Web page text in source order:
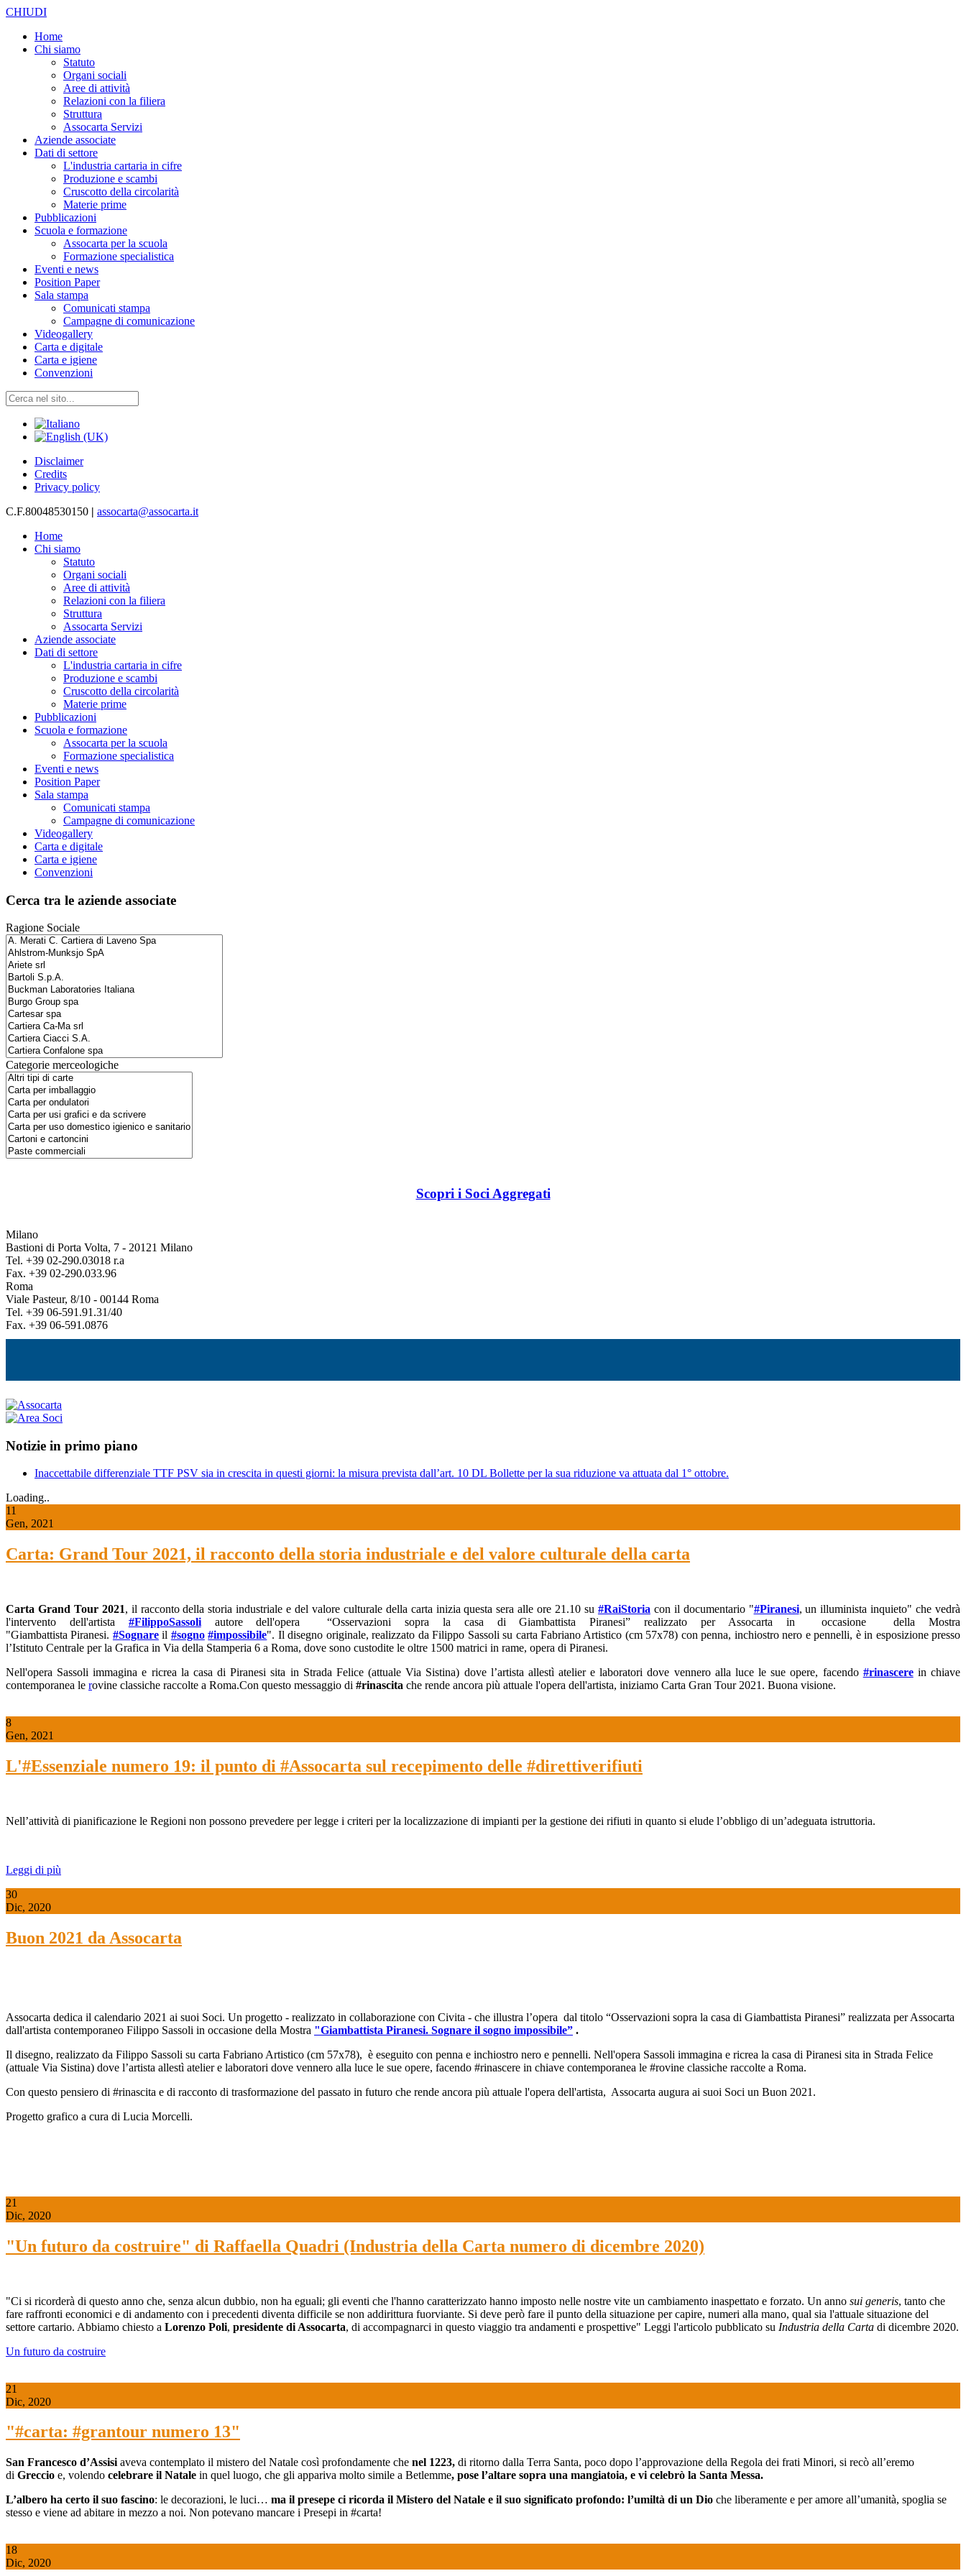
CHIUDI
Home
Chi siamo
Statuto
Organi sociali
Aree di attività
Relazioni con la filiera
Struttura
Assocarta Servizi
Aziende associate
Dati di settore
L'industria cartaria in cifre
Produzione e scambi
Cruscotto della circolarità
Materie prime
Pubblicazioni
Scuola e formazione
Assocarta per la scuola
Formazione specialistica
Eventi e news
Position Paper
Sala stampa
Comunicati stampa
Campagne di comunicazione
Videogallery
Carta e digitale
Carta e igiene
Convenzioni
Disclaimer
Credits
Privacy policy
C.F.80048530150 | assocarta@assocarta.it
Home
Chi siamo
Statuto
Organi sociali
Aree di attività
Relazioni con la filiera
Struttura
Assocarta Servizi
Aziende associate
Dati di settore
L'industria cartaria in cifre
Produzione e scambi
Cruscotto della circolarità
Materie prime
Pubblicazioni
Scuola e formazione
Assocarta per la scuola
Formazione specialistica
Eventi e news
Position Paper
Sala stampa
Comunicati stampa
Campagne di comunicazione
Videogallery
Carta e digitale
Carta e igiene
Convenzioni
Cerca tra le aziende associate
Ragione Sociale
Categorie merceologiche
Scopri i Soci Aggregati
Milano
Bastioni di Porta Volta, 7 - 20121 Milano
Tel. +39 02-290.03018 r.a
Fax. +39 02-290.033.96
Roma
Viale Pasteur, 8/10 - 00144 Roma
Tel. +39 06-591.91.31/40
Fax. +39 06-591.0876
Notizie in primo piano
Inaccettabile differenziale TTF PSV sia in crescita in questi giorni: la misura prevista dall’art. 10 DL Bollette per la sua riduzione va attuata dal 1° ottobre.
Loading..
11
Gen, 2021
Carta: Grand Tour 2021, il racconto della storia industriale e del valore culturale della carta
Carta Grand Tour 2021, il racconto della storia industriale e del valore culturale della carta inizia questa sera alle ore 21.10 su #RaiStoria con il documentario "#Piranesi, un illuminista inquieto" che vedrà
l'intervento dell'artista #FilippoSassoli
autore dell'opera “Osservazioni sopra la casa di Giambattista Piranesi” realizzato per Assocarta in occasione della Mostra
"Giambattista Piranesi. #Sognareil #sogno #impossibile". Il disegno originale, realizzato da Filippo Sassoli su carta Fabriano Artistico (cm 57x78) con penna, inchiostro nero e pennelli, è in esposizione presso
l’Istituto Centrale per la Grafica in Via della Stamperia 6 a Roma, dove sono custodite le oltre 1500 matrici in rame, opera di Piranesi.
Nell'opera Sassoli immagina e ricrea la casa di Piranesi sita in Strada Felice (attuale Via Sistina) dove l’artista allestì atelier e laboratori dove vennero alla luce le sue opere, facendo #rinascerein chiave
contemporanea le rovine classiche raccolte a Roma.Con questo messaggio di #rinascita che rende ancora più attuale l'opera dell'artista, iniziamo Carta Gran Tour 2021. Buona visione.
8
Gen, 2021
L'#Essenziale numero 19: il punto di #Assocarta sul recepimento delle #direttiverifiuti
Nell’attività di pianificazione le Regioni non possono prevedere per legge i criteri per la localizzazione di impianti per la gestione dei rifiuti in quanto si elude l’obbligo di un’adeguata istruttoria.
Leggi di più
30
Dic, 2020
Buon 2021 da Assocarta
Assocarta dedica il calendario 2021 ai suoi Soci. Un progetto - realizzato in collaborazione con Civita - che illustra l’opera dal titolo “Osservazioni sopra la casa di Giambattista Piranesi” realizzata per Assocarta
dall'artista contemporaneo Filippo Sassoli in occasione della Mostra "Giambattista Piranesi. Sognare il sogno impossibile” .
Il disegno, realizzato da Filippo Sassoli su carta Fabriano Artistico (cm 57x78), è eseguito con penna e inchiostro nero e pennelli. Nell'opera Sassoli immagina e ricrea la casa di Piranesi sita in Strada Felice
(attuale Via Sistina) dove l’artista allestì atelier e laboratori dove vennero alla luce le sue opere, facendo #rinascere in chiave contemporanea le #rovine classiche raccolte a Roma.
Con questo pensiero di #rinascita e di racconto di trasformazione del passato in futuro che rende ancora più attuale l'opera dell'artista, Assocarta augura ai suoi Soci un Buon 2021.
Progetto grafico a cura di Lucia Morcelli.
21
Dic, 2020
"Un futuro da costruire" di Raffaella Quadri (Industria della Carta numero di dicembre 2020)
"Ci si ricorderà di questo anno che, senza alcun dubbio, non ha eguali; gli eventi che l'hanno caratterizzato hanno imposto nelle nostre vite un cambiamento inaspettato e forzato. Un anno sui generis, tanto che
fare raffronti economici e di andamento con i precedenti diventa difficile se non addirittura fuorviante. Si deve però fare il punto della situazione per capire, numeri alla mano, qual sia l'attuale situazione del
settore cartario. Abbiamo chiesto a Lorenzo Poli, presidente di Assocarta, di accompagnarci in questo viaggio tra andamenti e prospettive" Leggi l'articolo pubblicato su Industria della Carta di dicembre 2020.
Un futuro da costruire
21
Dic, 2020
"#carta: #grantour numero 13"
San Francesco d’Assisi aveva contemplato il mistero del Natale così profondamente che nel 1223, di ritorno dalla Terra Santa, poco dopo l’approvazione della Regola dei frati Minori, si recò all’eremo
di Greccio e, volendo celebrare il Natale in quel luogo, che gli appariva molto simile a Betlemme, pose l’altare sopra una mangiatoia, e vi celebrò la Santa Messa.
L’albero ha certo il suo fascino: le decorazioni, le luci… ma il presepe ci ricorda il Mistero del Natale e il suo significato profondo: l’umiltà di un Dio che liberamente e per amore all’umanità, spoglia se
stesso e viene ad abitare in mezzo a noi. Non potevano mancare i Presepi in #carta!
18
Dic, 2020